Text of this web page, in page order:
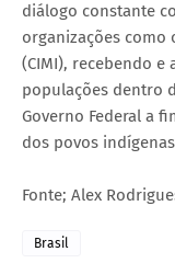
diálogo constante
organizações como
(CIMI), recebendo e
populações dentro
Governo Federal a
dos povos
Fonte; Alex
Brasil